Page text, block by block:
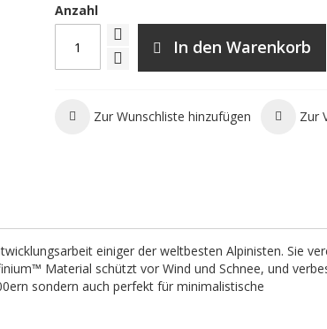
Anzahl
In den Warenkorb
Zur Wunschliste hinzufügen Zur
einiger der weltbesten Alpinisten. Sie
Material schützt vor Wind und Schnee, und
sondern auch perfekt für minimalistische